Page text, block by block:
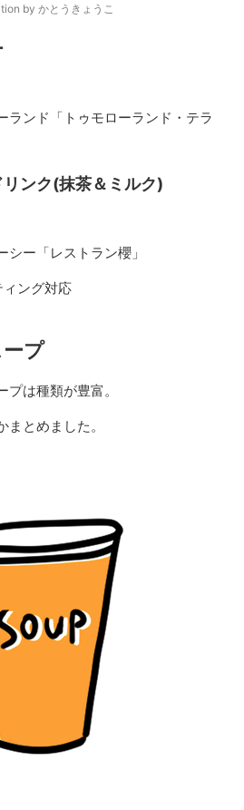
by かとうきょうこ
ランド「トゥモローランド・テラ
ンク(抹茶＆ミルク)
ー「レストラン櫻」
ング対応
プ
は種類が豊富。
とめました。